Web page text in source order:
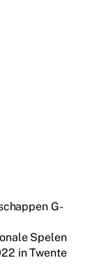
G-
Spelen
in Twente